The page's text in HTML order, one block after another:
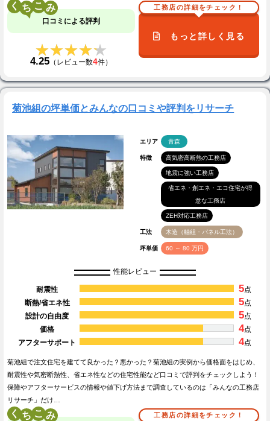
く こ
口コミによる評判
★★★★★
★★★★★
4.25 （レビュー数4件）
工務店の詳細をチェック！
もっと詳しく見る
菊池組の坪単価とみんなの口コミや評判をリサーチ
エリア 青森
特徴 高気密高断熱の工務店
地震に強い工務店
省エネ・創エネ・エコ住宅が得
意な工務店
ZEH対応工務店
工法 木造（軸組・パネル工法）
坪単価 60 ～ 80 万円
性能レビュー
耐震性 5点
断熱/省エネ性
5点
設計の自由度
5点
価格
4点
アフターサポート
4点
菊池組で注文住宅を建てて良かった？悪かった？菊池組の実例から価格面をはじめ、
耐震性や気密断熱性、省エネ性などの住宅性能など口コミで評判をチェックしよう！
保障やアフターサービスの情報や値下げ方法まで調査しているのは「みんなの工務店
リサーチ」だけ…
く こ 工務店の詳細をチェック！